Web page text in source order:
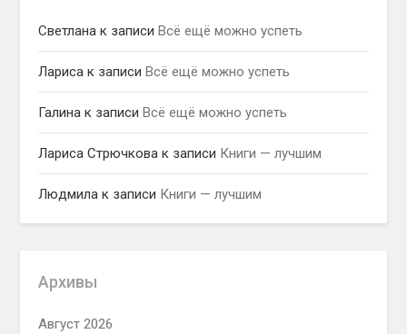
Светлана к записи Всё ещё можно успеть
Лариса к записи Всё ещё можно успеть
Галина к записи Всё ещё можно успеть
Лариса Стрючкова к записи Книги — лучшим
Людмила к записи Книги — лучшим
Архивы
Август 2026